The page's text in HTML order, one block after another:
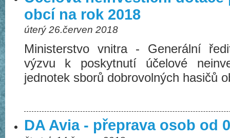
obcí na rok 2018
úterý 26.červen 2018
Ministerstvo vnitra - Generální
výzvu k poskytnutí účelové
jednotek sborů dobrovolných hasičů
DA Avia - přeprava osob od